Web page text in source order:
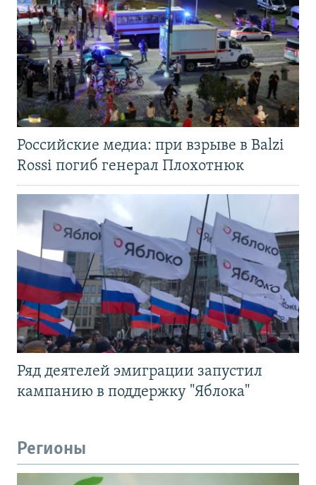
Российские медиа: при взрыве в Balzi
Rossi погиб генерал Плохотнюк
Ряд деятелей эмиграции запустил
кампанию в поддержку "Яблока"
Регионы